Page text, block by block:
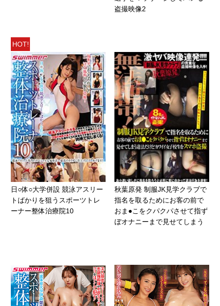
盗撮映像2
HOT!
日○体○大学併設 競泳アスリー
トばかりを狙うスポーツトレ
ーナー整体治療院10
秋葉原発 制服JK見学クラブで
指名を取るためにお客の前で
おま●こをクパクパさせて指ず
ぼオナニーまで見せてしまう